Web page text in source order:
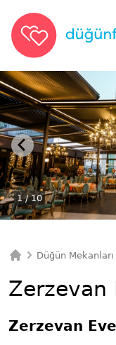
1/ 10
Düğün Mekanları
Zerzevan
Zerzevan